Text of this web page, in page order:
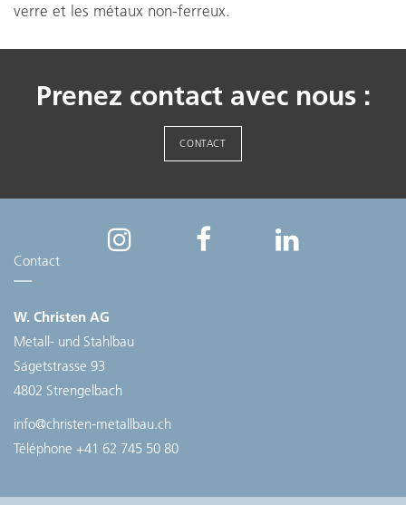
verre et les métaux non-ferreux.
Prenez contact avec nous :
CONTACT
Contact
W. Christen AG
Metall- und Stahlbau
Sägetstrasse 93
4802 Strengelbach
info@christen-metallbau.ch
Téléphone +41 62 745 50 80